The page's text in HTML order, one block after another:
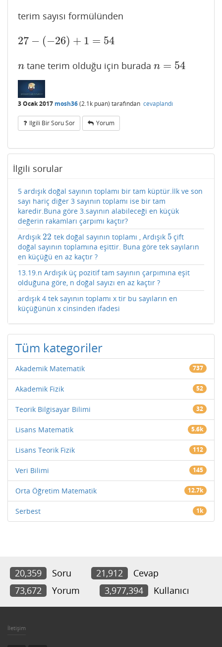
terim sayısı formülünden
27 − (−26) + 1 = 54
27−(− 26)+1=54
n
ntane terim olduğu için burada n = 54
n=54
3 Ocak 2017 mosh36(2.1k puan) tarafından cevaplandı
Ilgili Bir Soru Sor Yorum
İlgili sorular
5 ardışık doğal sayının toplamı bir tam küptür.İlk ve son
sayı hariç diğer 3 sayının toplamı ise bir tam
karedir.Buna göre 3.sayının alabileceği en küçük
değerin rakamları çarpımı kaçtır?
Ardışık 22
22 tek doğal sayının toplamı , Ardışık 5
5 çift
doğal sayının toplamına eşittir. Buna göre tek sayıların
en küçüğü en az kaçtır ?
13.19.n Ardışık üç pozitif tam sayının çarpımına eşit
olduğuna göre, n doğal sayızı en az kaçtır ?
ardışık 4 tek sayının toplamı x tir bu sayıların en
küçüğünün x cinsinden ifadesi
Tüm kategoriler
Akademik Matematik 737
Akademik Fizik 52
Teorik Bilgisayar Bilimi 32
Lisans Matematik 5.6k
Lisans Teorik Fizik 112
Veri Bilimi 145
Orta Öğretim Matematik 12.7k
Serbest 1k
20,359 Soru 21,912
Cevap
73,672
Yorum 3,977,394 Kullanıcı
İletişim